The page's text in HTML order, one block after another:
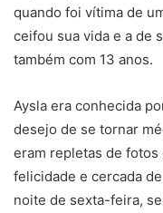
quando foi vítima de
ceifou sua vida e a de
também com 13 anos.
Aysla era conhecida
desejo de se tornar
eram repletas de
felicidade e cercada
noite de sexta-feira,